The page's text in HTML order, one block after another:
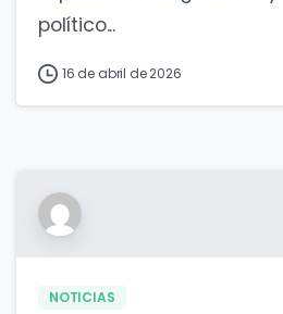
político...
16 de abril de 2026
NOTICIAS